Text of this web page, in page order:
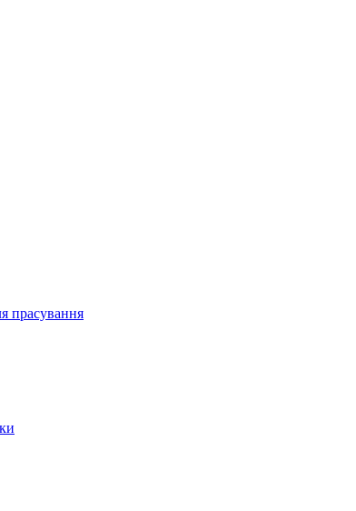
прасування